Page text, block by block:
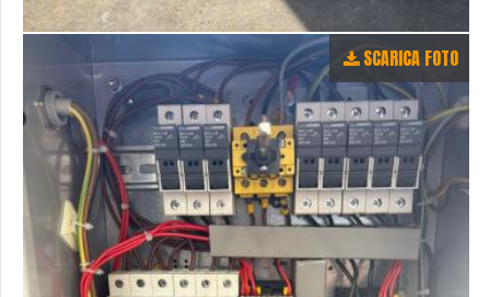
SCARICA FOTO